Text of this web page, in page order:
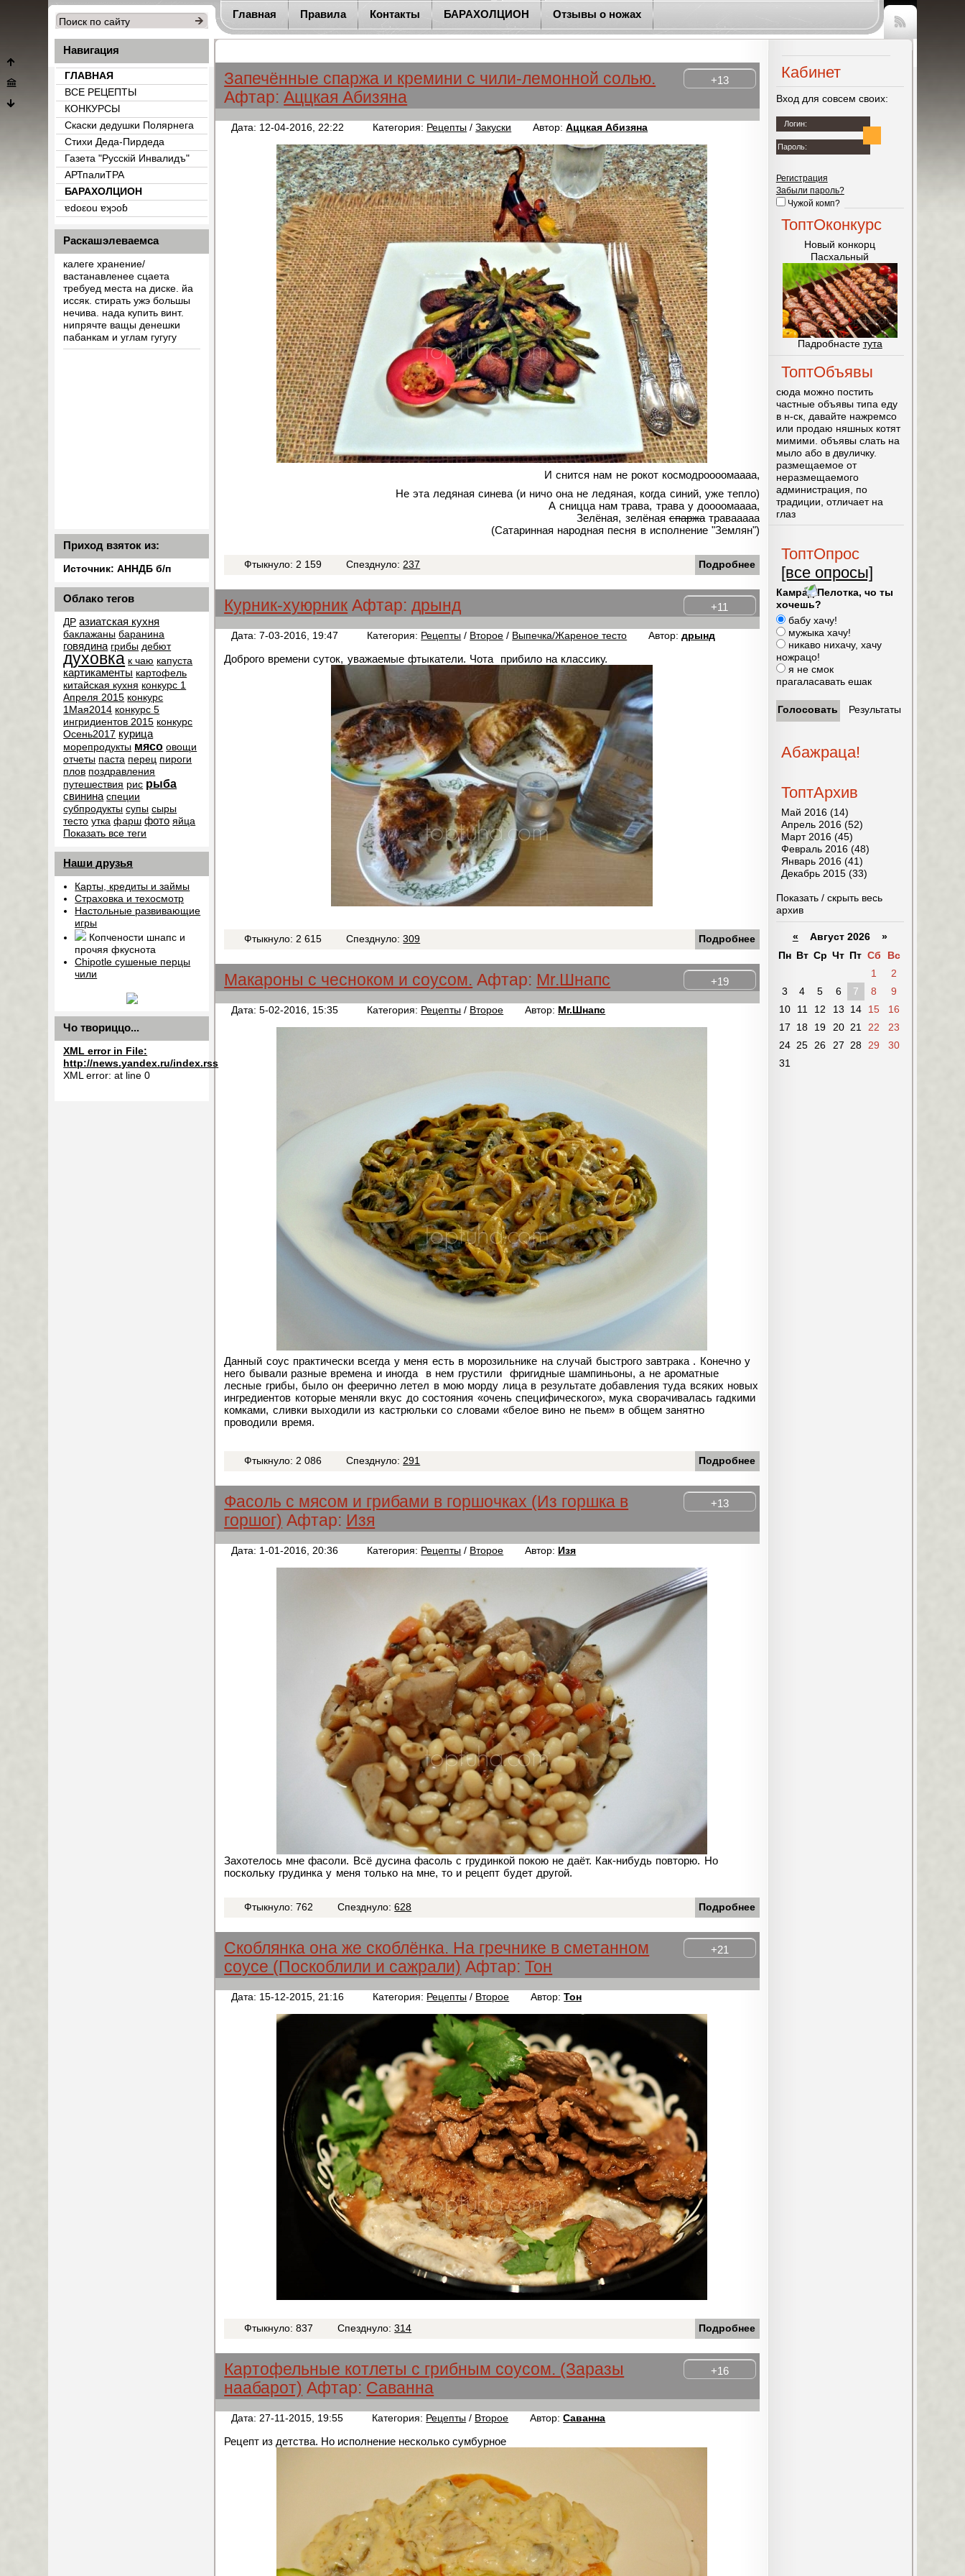
Главная Правила Контакты БАРАХОЛЦИОН Отзывы о ножах
Чтение
RSS
+13
Запечённые спаржа и кремини с чили-лемонной солью.
Афтар:Аццкая Абизяна
Дата: 12-04-2016, 22:22 Категория: Рецепты /Закуски Автор:Аццкая Абизяна
И снится нам не рокот космодроооомаааа,
Не эта ледяная синева (и ничо она не ледяная, когда синий, уже тепло)
А сницца нам трава, трава у доооомаааа,
Зелёная, зелёнаяспаржатравааааа
(Сатаринная народная песня в исполнение "Землян")
Подробнее
Фтыкнуло: 2 159 Спезднуло:237
+11
Курник-хуюрник Афтар:дрынд
Дата: 7-03-2016, 19:47 Категория: Рецепты / Второе / Выпечка/Жареное тесто Автор:дрынд
Доброго времени суток, уважаемые фтыкатели. Чота прибило на классику.
Подробнее
Фтыкнуло: 2 615 Спезднуло:309
+19
Макароны с чесноком и соусом. Афтар: Mr.Шнапс
Дата: 5-02-2016, 15:35 Категория: Рецепты / Второе Автор: Mr.Шнапс
Данный соус практически всегда у меня есть в морозильнике на случай быстрого завтрака . Конечно у
него бывали разные времена и иногда в нем грустили фригидные шампиньоны, а не ароматные
лесные грибы, было он феерично летел в мою морду лица в результате добавления туда всяких новых
ингредиентов которые меняли вкус до состояния «очень специфического», мука сворачивалась гадкими
комками, сливки выходили из кастрюльки со словами «белое вино не пьем» в общем занятно
проводили время.
Подробнее
Фтыкнуло: 2 086 Спезднуло:291
+13
Фасоль с мясом и грибами в горшочках (Из горшка в
горшог) Афтар: Изя
Дата: 1-01-2016, 20:36 Категория: Рецепты / Второе Автор: Изя
Захотелось мне фасоли. Всё дусина фасоль с грудинкой покою не даёт. Как-нибудь повторю. Но
поскольку грудинка у меня только на мне, то и рецепт будет другой.
Подробнее
Фтыкнуло: 762 Спезднуло:628
+21
Скоблянка она же скоблёнка. На гречнике в сметанном
соусе (Поскоблили и сажрали) Афтар:Тон
Дата: 15-12-2015, 21:16 Категория: Рецепты / Второе Автор:Тон
Подробнее
Фтыкнуло: 837 Спезднуло:314
+16
Картофельные котлеты с грибным соусом. (Заразы
наабарот) Афтар: Саванна
Дата: 27-11-2015, 19:55 Категория: Рецепты / Второе Автор:Саванна
Рецепт из детства. Но исполнение несколько сумбурное
Кабинет
Вход для совсем своих:
Логин:
Пароль:
Регистрация
Забыли пароль?
Чужой комп?
ТоптОконкурс
Новый конкорц
Пасхальный
Падробнасте тута
ТоптОбъявы
сюда можно постить
частные объявы типа еду
в н-ск, давайте нажремсо
или продаю няшных котят
мимими. объявы слать на
мыло або в двуличку.
размещаемое от
неразмещаемого
администрация, по
традиции, отличает на
глаз
ТоптОпрос
[все опросы]
Камрад/Пелотка, чо ты
хочешь?
бабу хачу!
мужыка хачу!
никаво нихачу, хачу
ножрацо!
я не смок
прагаласавать ешак
Абажраца!
ТоптАрхив
Май 2016 (14)
Апрель 2016 (52)
Март 2016 (45)
Февраль 2016 (48)
Январь 2016 (41)
Декабрь 2015 (33)
Показать / скрыть весь
архив
« Август 2026 »
Пн
Вт Ср Чт Пт Сб
Вс
1
2
3
4 5 6 7 8
9
10
11 12 13 14 15
16
17
18 19 20 21 22
23
24 25 26 27 28 29
30
31
Навигация
ГЛАВНАЯ
ВСЕ РЕЦЕПТЫ
КОНКУРСЫ
Скаски дедушки Полярнега
Стихи Деда-Пирдеда
Газета "Русскiй Инвалидъ"
АРТпалиТРА
БАРАХОЛЦИОН
{count_categ_22}
ɐdоεоu ɐʞɔоɓ
Раскашэлеваемса
калеге хранение/
вастанавленее сцаета
требуед места на диске. йа
иссяк. стирать ужэ большы
нечива. нада купить винт.
нипрячте ващы денешки
пабанкам и углам гугугу
Приход взяток из:
Источник: АННДБ б/п
Облако тегов
ДР азиатская кухня
баклажаны баранина
говядина грибы дебют
духовка к чаю капуста
картикаменты картофель
китайская кухня конкурс 1
Апреля 2015 конкурс
1Мая2014 конкурс 5
ингридиентов 2015 конкурс
Осень2017 курица
морепродукты мясо овощи
отчеты паста перец пироги
плов поздравления
путешествия рис рыба
свинина специи
субпродукты супы сыры
тесто утка фарш фото яйца
Показать все теги
Наши друзья
Карты, кредиты и займы
Страховка и техосмотр
Настольные развивающие
игры
Копчености шнапс и
прочяя фкуснота
Chipotle сушеные перцы
чили
Чо твориццо...
XML error in File:
http://news.yandex.ru/index.rss
XML error: at line 0